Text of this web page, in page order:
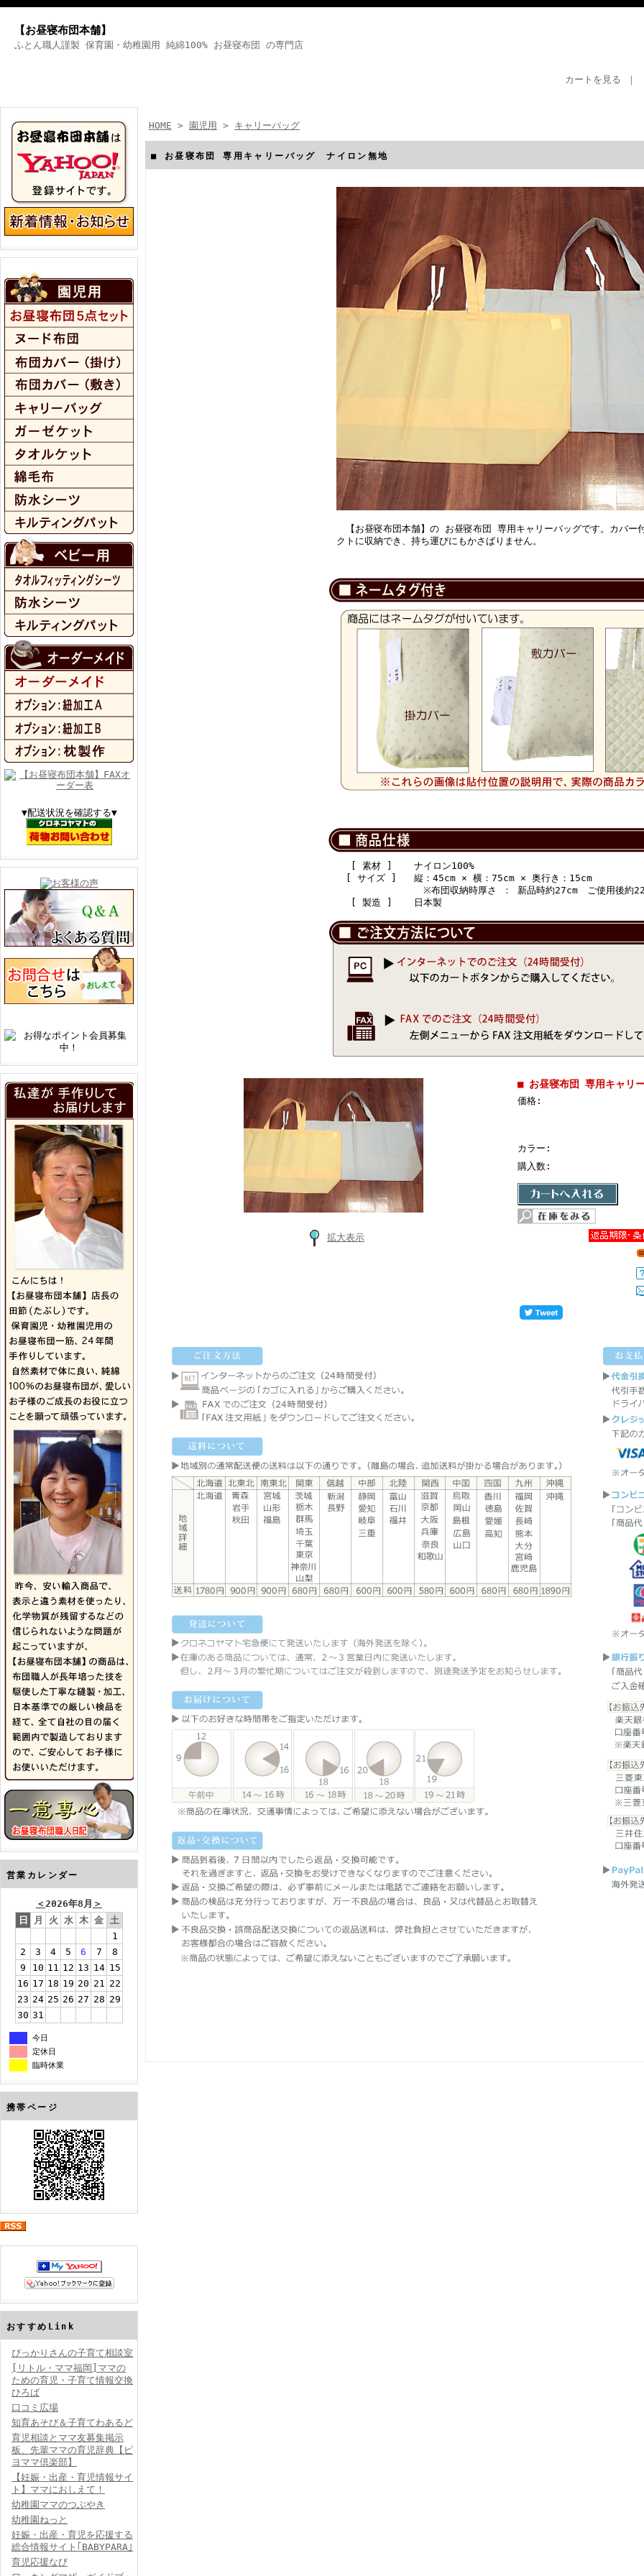
【お昼寝布団本舗】
ふとん職人謹製 保育園・幼稚園用 純綿100% お昼寝布団 の専門店
カートを見る ｜
▼配送状況を確認する▼
営業カレンダー
＜2026年8月 ＞
日
月 火 水 木 金 土
1
2
3 4 5 6 7
8
9
10 11 12 13 14 15
16 17 18 19 20 21 22
23 24 25 26 27 28 29
30 31
今日
定休日
臨時休業
携帯ページ
おすすめLink
ぴっかりさんの子育て相談室
[リトル・ママ福岡]ママの
ための育児・子育て情報交換
ひろば
口コミ広場
知育あそび＆子育てわあるど
育児相談とママ友募集掲示
板、先輩ママの育児辞典【ピ
ヨママ倶楽部】
【妊娠・出産・育児情報サイ
ト】ママにおしえて！
幼稚園ママのつぶやき
幼稚園ねっと
妊娠・出産・育児を応援する
総合情報サイト｢BABYPARA｣
育児応援なび
HOME > 園児用 > キャリーバッグ
■ お昼寝布団 専用キャリーバッグ ナイロン無地
【お昼寝布団本舗】の お昼寝布団 専用キャリーバッグです。カバー
クトに収納でき、持ち運びにもかさばりません。
[ 素材 ]
ナイロン100%
[ サイズ ]
縦：45cm × 横：75cm × 奥行き：15cm
※布団収納時厚さ ： 新品時約27cm ご使用後約
[ 製造 ]
日本製
拡大表示
■ お昼寝布団 専用キャリ
価格:
カラー:
購入数: